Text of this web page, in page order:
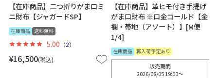
【在庫商品】二つ折りがま口ミ
ニ財布【ジャガードSP】
在庫商品 送料無料
¥16,500 税込
5.00 （2）
【在庫商品】革ヒモ付き手提げ
がま口財布 ※口金ゴールド【金
襴・帯地（アソート）】[M便
1/4]
在庫商品 再入荷予定あり
販売期間
2026/08/05 19:00〜